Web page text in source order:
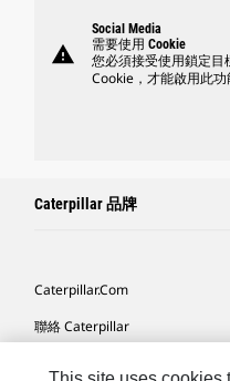
warning
Social Media
需要使用 Cookie
您必須接受使用鎖定目
Cookie，才能啟用此功
Caterpillar 品牌
Caterpillar.com
聯絡 Caterpillar